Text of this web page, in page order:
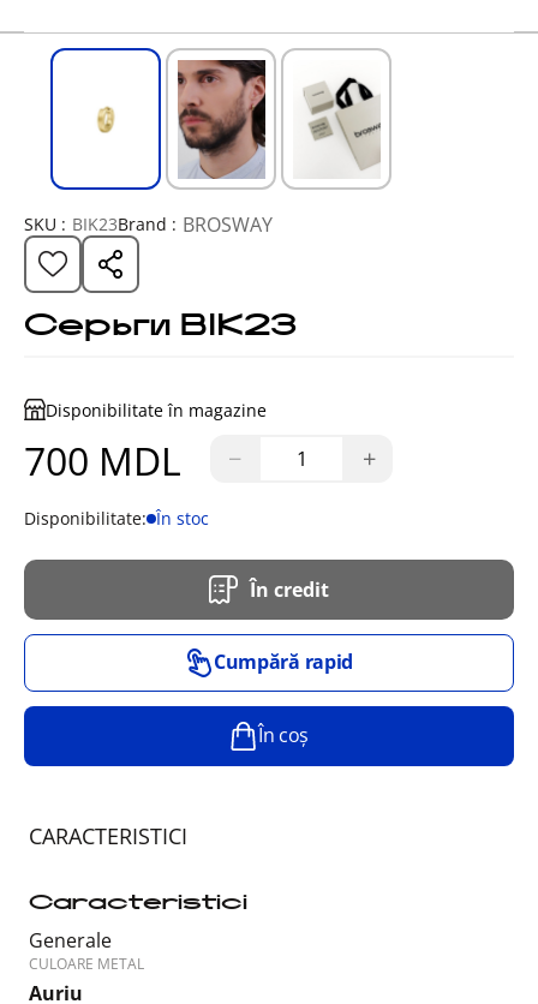
SKU : BIK23Brand : BROSWAY
Серьги BIK23
Disponibilitate în magazine
700 MDL − +
Disponibilitate: În stoc
În credit
Cumpără rapid
În coș
CARACTERISTICI
Caracteristici
Generale
CULOARE METAL
Auriu